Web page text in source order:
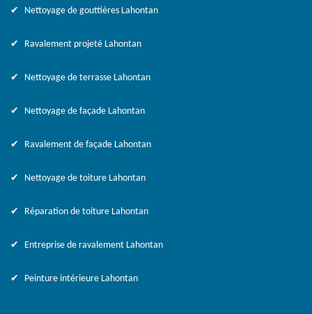
Nettoyage de gouttières Lahontan
Ravalement projeté Lahontan
Nettoyage de terrasse Lahontan
Nettoyage de façade Lahontan
Ravalement de façade Lahontan
Nettoyage de toiture Lahontan
Réparation de toiture Lahontan
Entreprise de ravalement Lahontan
Peinture intérieure Lahontan